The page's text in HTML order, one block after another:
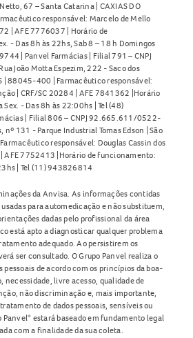
67 – Santa Catarina | CAXIAS DO
responsável: Marcelo de Mello
| AFE 7776037 | Horário de
- Das 8h às 22hs, Sab 8 – 18 h Domingos
| Panvel Farmácias | Filial 791 – CNPJ
João Motta Espezim, 222 - Saco dos
| 88045-400 | Farmacêutico responsável:
| CRF/SC 20284 | AFE 7841362 |Horário
- Das 8h às 22:00hs | Tel (48)
| Filial 806 – CNPJ 92.665.611/0522-
nº 131 - Parque Industrial Tomas Edson | São
responsável: Douglas Cassin dos
AFE 7752413 |Horário de funcionamento:
| Tel (11) 943826814
da Anvisa. As informações contidas
para automedicação e não substituem,
dadas pelo profissional da área
está apto a diagnosticar qualquer problema
adequado. Ao persistirem os
ser consultado. O Grupo Panvel realiza o
pessoais de acordo com os princípios da boa-
necessidade, livre acesso, qualidade de
não discriminação e, mais importante,
de dados pessoais, sensíveis ou
Panvel* estará baseado em fundamento legal
com a finalidade da sua coleta.